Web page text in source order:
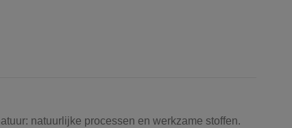
natuurlijke processen en werkzame stoffen.